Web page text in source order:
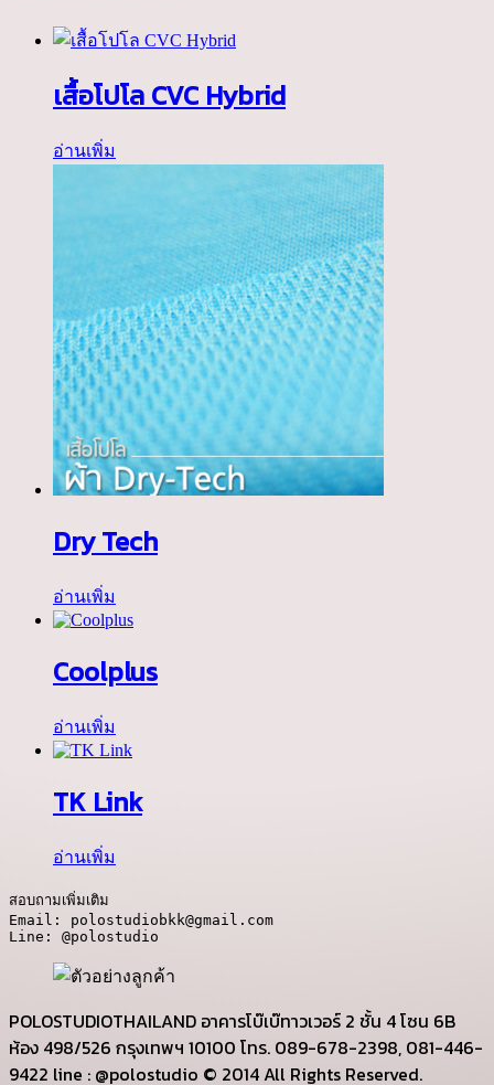
เสื้อโปโล CVC Hybrid
อ่านเพิ่ม
Dry Tech
อ่านเพิ่ม
Coolplus
อ่านเพิ่ม
TK Link
อ่านเพิ่ม
สอบถามเพิ่มเติม
Email: polostudiobkk@gmail.com
Line: @polostudio
POLOSTUDIOTHAILAND อาคารโบ๊เบ๊ทาวเวอร์ 2 ชั้น 4 โซน 6B
ห้อง 498/526 กรุงเทพฯ 10100 โทร. 089-678-2398, 081-446-
9422 line : @polostudio © 2014 All Rights Reserved.